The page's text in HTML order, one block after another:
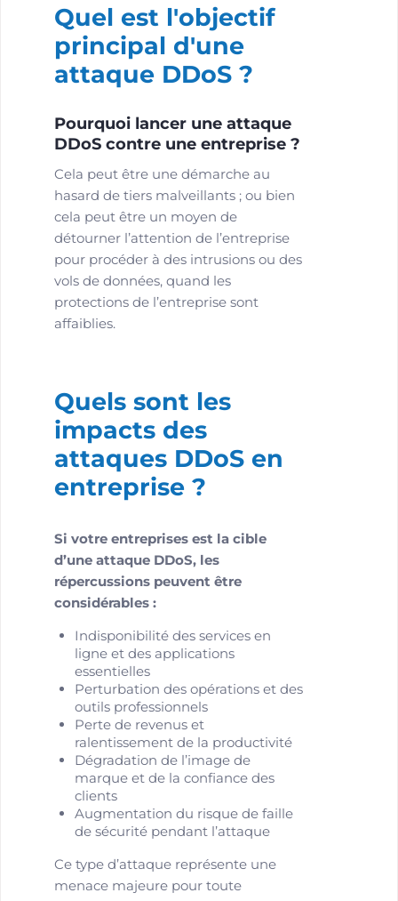
Quel est l'objectif
principal d'une
attaque DDoS ?
Pourquoi lancer une attaque
DDoS contre une entreprise ?
Cela peut être une démarche au
hasard de tiers malveillants ; ou bien
cela peut être un moyen de
détourner l’attention de l’entreprise
pour procéder à des intrusions ou des
vols de données, quand les
protections de l’entreprise sont
affaiblies.
Quels sont les
impacts des
attaques DDoS en
entreprise ?
Si votre entreprises est la cible
d’une attaque DDoS, les
répercussions peuvent être
considérables :
Indisponibilité des services en
ligne et des applications
essentielles
Perturbation des opérations et des
outils professionnels
Perte de revenus et
ralentissement de la productivité
Dégradation de l’image de
marque et de la confiance des
clients
Augmentation du risque de faille
de sécurité pendant l’attaque
Ce type d’attaque représente une
menace majeure pour toute